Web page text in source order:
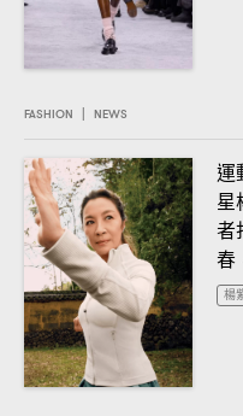
FASHION NEWS
運
星
者
春
楊